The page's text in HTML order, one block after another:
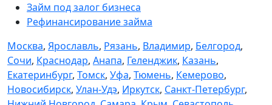
Займ под залог бизнеса
Рефинансирование займа
Москва, Ярославль, Рязань, Владимир, Белгород,
Сочи, Краснодар, Анапа, Геленджик, Казань,
Екатеринбург, Томск, Уфа, Тюмень, Кемерово,
Новосибирск, Улан-Удэ, Иркутск, Санкт-Петербург,